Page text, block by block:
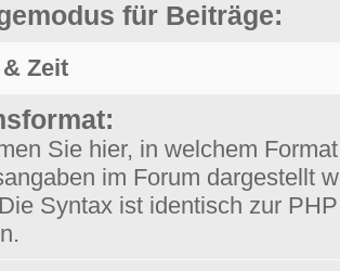
für Beiträge:
Zeit
Sie hier, in welchem Format
im Forum dargestellt
Syntax ist identisch zur